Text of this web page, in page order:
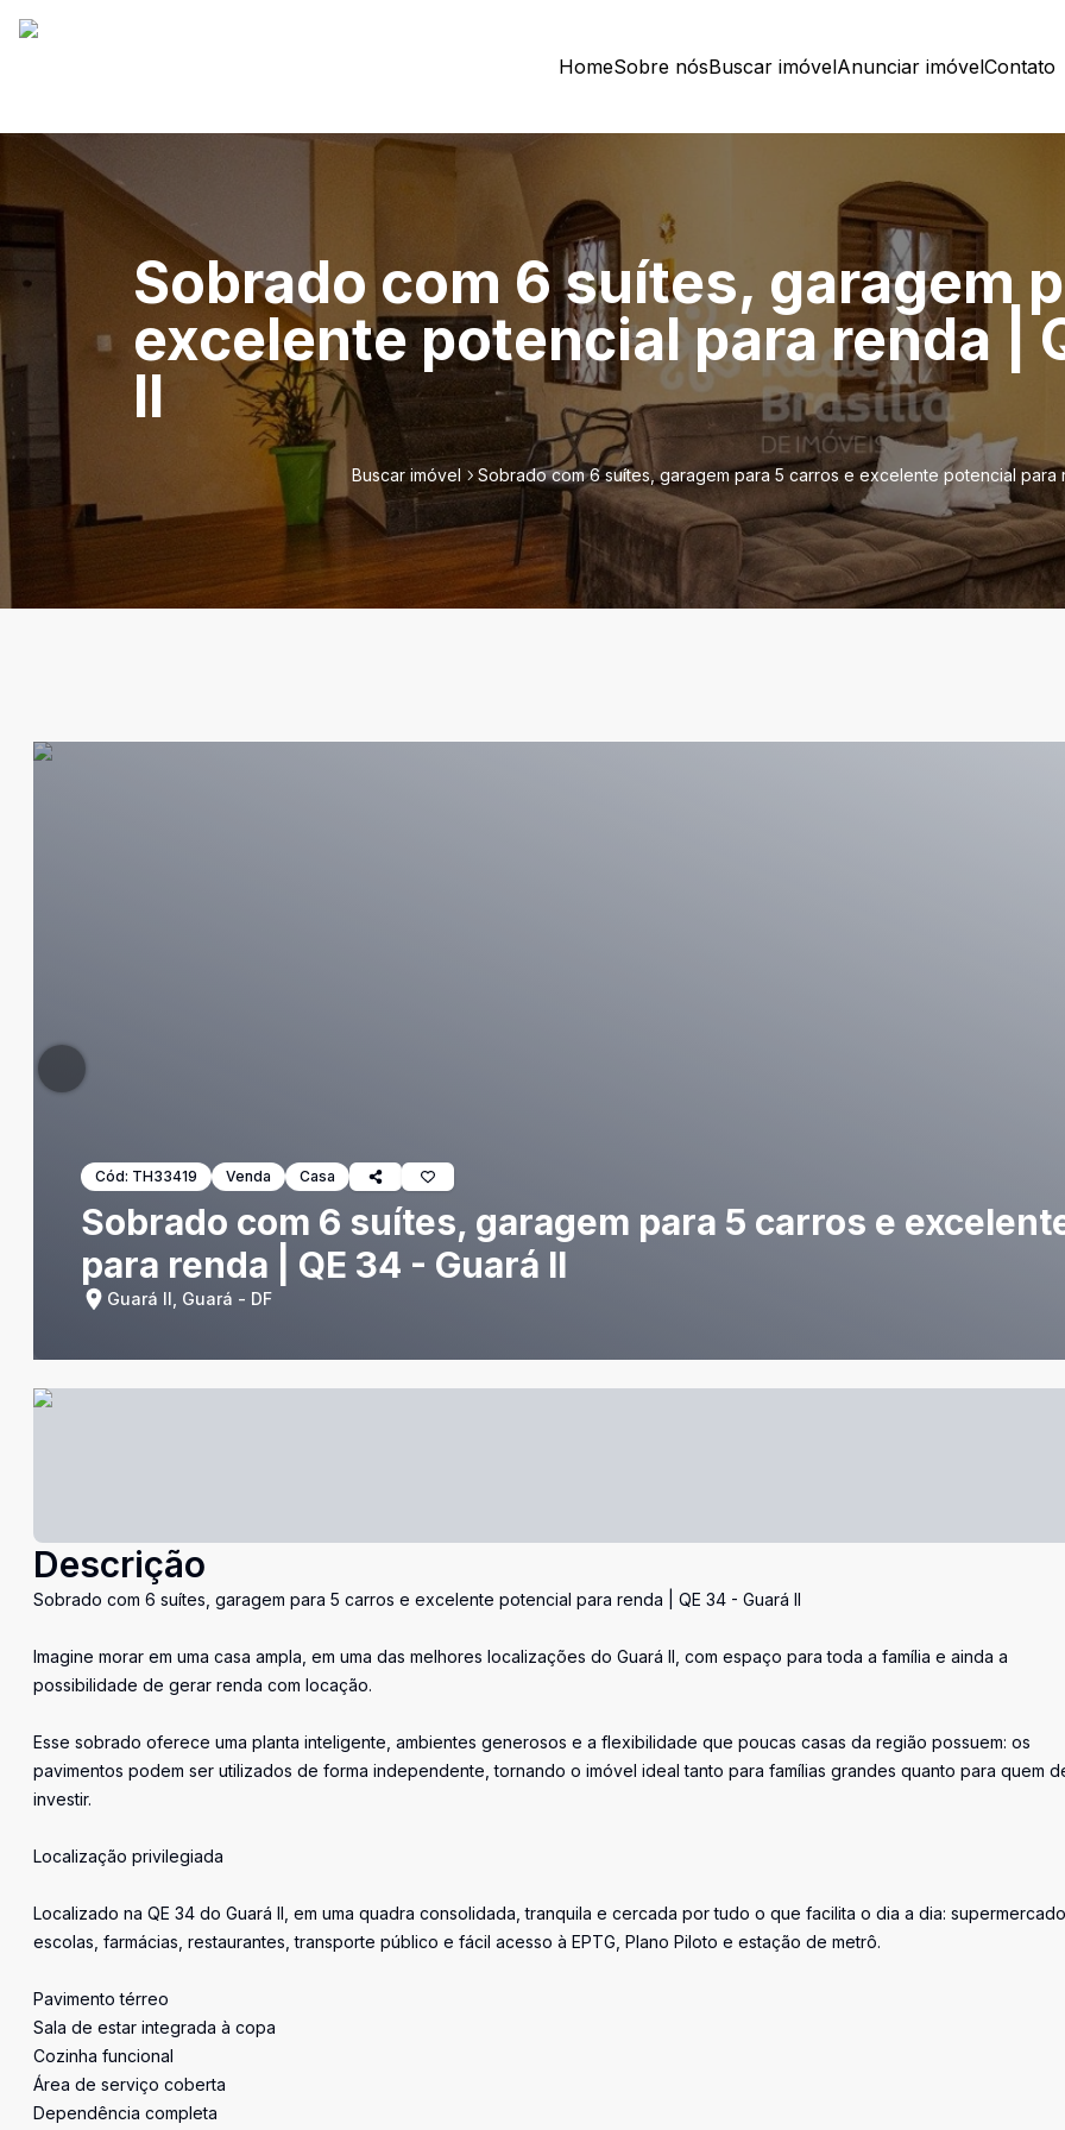
HomeSobre nósBuscar imóvelAnunciar imóvelContato
Sobrado com 6 suítes, garagem
excelente potencial para renda |
II
Buscar imóvel Sobrado com 6 suítes, garagem para 5 carros e excelente potencial para
Cód: TH33419 Venda Casa
Sobrado com 6 suítes, garagem para 5 carros e
para renda | QE 34 - Guará II
Guará II, Guará - DF
Descrição
Sobrado com 6 suítes, garagem para 5 carros e excelente potencial para renda | QE 34 - Guará II
Imagine morar em uma casa ampla, em uma das melhores localizações do Guará II, com espaço para toda a família e ainda a
possibilidade de gerar renda com locação.
Esse sobrado oferece uma planta inteligente, ambientes generosos e a flexibilidade que poucas casas da região possuem: os
pavimentos podem ser utilizados de forma independente, tornando o imóvel ideal tanto para famílias grandes quanto para quem
investir.
Localização privilegiada
Localizado na QE 34 do Guará II, em uma quadra consolidada, tranquila e cercada por tudo o que facilita o dia a dia:
escolas, farmácias, restaurantes, transporte público e fácil acesso à EPTG, Plano Piloto e estação de metrô.
Pavimento térreo
Sala de estar integrada à copa
Cozinha funcional
Área de serviço coberta
Dependência completa